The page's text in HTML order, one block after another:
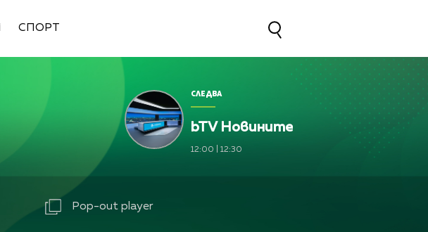
СПОРТ
Алекс Кръстева, Жени Марчева и Диана Любенова
Алекс Кръстева, Жени Марчева и Диана Любенова
Алекс Кръстева, Жени Марчева и Диана Любенова
СЛЕДВА
bTV Новините
12:00 12:30
Pop-out player